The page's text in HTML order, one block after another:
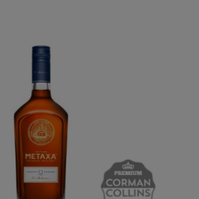
ce qui lui confère son caractère
brun doré.